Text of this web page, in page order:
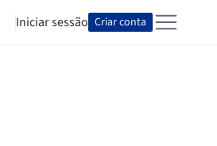
Iniciar sessão Criar conta